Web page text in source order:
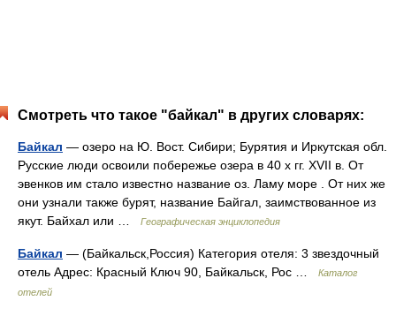
Смотреть что такое "байкал" в других словарях:
Байкал — озеро на Ю. Вост. Сибири; Бурятия и Иркутская обл.
Русские люди освоили побережье озера в 40 х гг. XVII в. От
эвенков им стало известно название оз. Ламу море . От них же
они узнали также бурят, название Байгал, заимствованное из
якут. Байхал или …
Географическая энциклопедия
Байкал — (Байкальск,Россия) Категория отеля: 3 звездочный
отель Адрес: Красный Ключ 90, Байкальск, Рос …
Каталог
отелей